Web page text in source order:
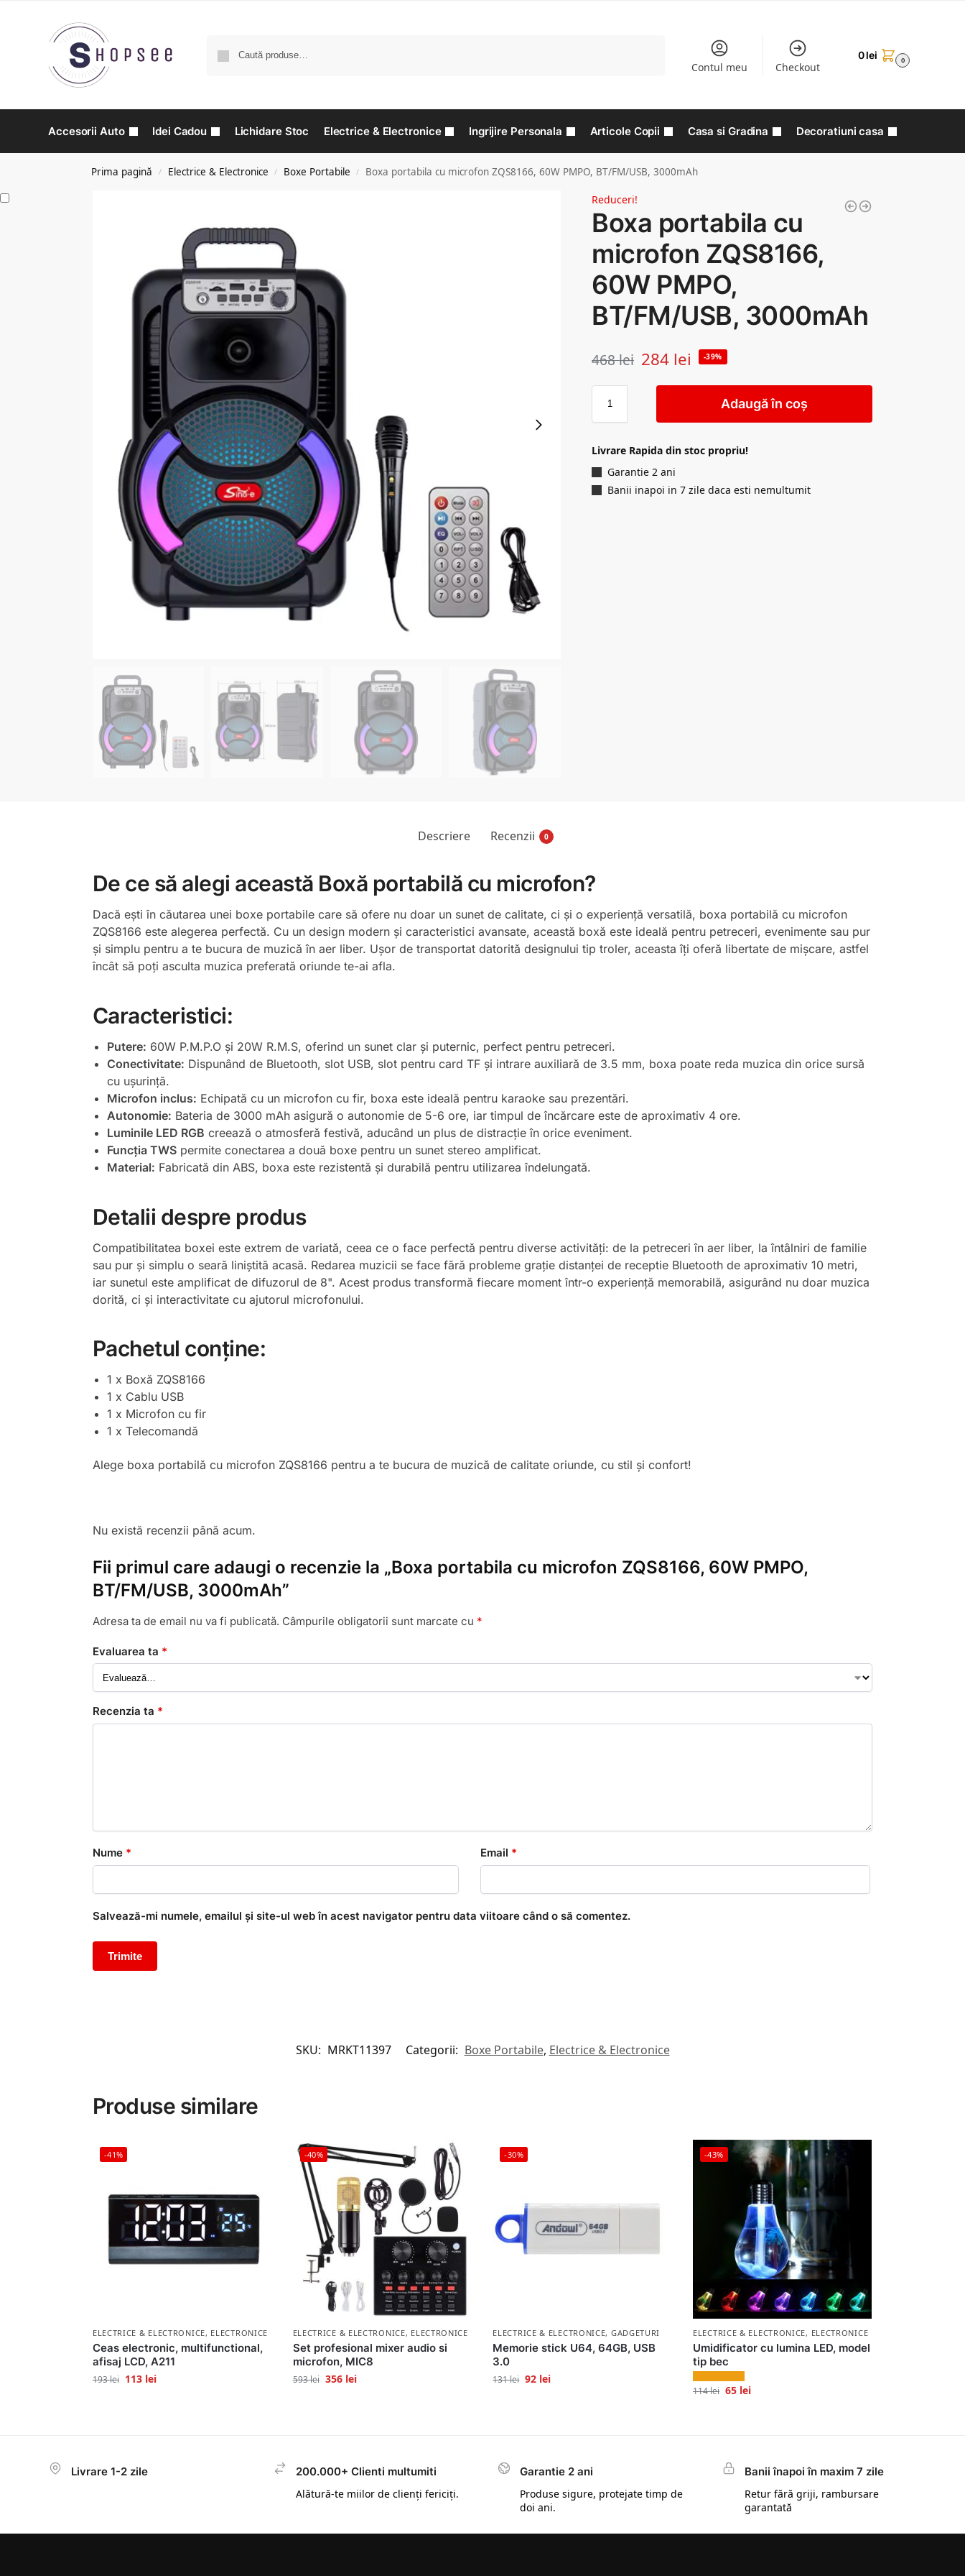
Contul meu Checkout
0lei 0
Accesorii Auto Idei Cadou Lichidare Stoc Electrice & Electronice Ingrijire Personala Articole Copii Casa si Gradina Decoratiuni casa
Prima pagină / Electrice & Electronice / Boxe Portabile / Boxa portabila cu microfon ZQS8166, 60W PMPO, BT/FM/USB, 3000mAh
Reduceri!
Boxa portabila cu
microfon ZQS8166,
60W PMPO,
BT/FM/USB, 3000mAh
468lei 284 lei -39%
Adaugă în coș
Livrare Rapida din stoc propriu!
Garantie 2 ani
Banii inapoi in 7 zile daca esti nemultumit
Descriere Recenzii 0
De ce să alegi această Boxă portabilă cu microfon?
Dacă ești în căutarea unei boxe portabile care să ofere nu doar un sunet de calitate, ci și o experiență versatilă, boxa portabilă cu microfon
ZQS8166 este alegerea perfectă. Cu un design modern și caracteristici avansate, această boxă este ideală pentru petreceri, evenimente sau pur
și simplu pentru a te bucura de muzică în aer liber. Ușor de transportat datorită designului tip troler, aceasta îți oferă libertate de mișcare, astfel
încât să poți asculta muzica preferată oriunde te-ai afla.
Caracteristici:
Putere: 60W P.M.P.O și 20W R.M.S, oferind un sunet clar și puternic, perfect pentru petreceri.
Conectivitate: Dispunând de Bluetooth, slot USB, slot pentru card TF și intrare auxiliară de 3.5 mm, boxa poate reda muzica din orice sursă
cu ușurință.
Microfon inclus: Echipată cu un microfon cu fir, boxa este ideală pentru karaoke sau prezentări.
Autonomie: Bateria de 3000 mAh asigură o autonomie de 5-6 ore, iar timpul de încărcare este de aproximativ 4 ore.
Luminile LED RGB creează o atmosferă festivă, aducând un plus de distracție în orice eveniment.
Funcția TWSpermite conectarea a două boxe pentru un sunet stereo amplificat.
Material: Fabricată din ABS, boxa este rezistentă și durabilă pentru utilizarea îndelungată.
Detalii despre produs
Compatibilitatea boxei este extrem de variată, ceea ce o face perfectă pentru diverse activități: de la petreceri în aer liber, la întâlniri de familie
sau pur și simplu o seară liniștită acasă. Redarea muzicii se face fără probleme grație distanței de receptie Bluetooth de aproximativ 10 metri,
iar sunetul este amplificat de difuzorul de 8". Acest produs transformă fiecare moment într-o experiență memorabilă, asigurând nu doar muzica
dorită, ci și interactivitate cu ajutorul microfonului.
Pachetul conține:
1 x Boxă ZQS8166
1 x Cablu USB
1 x Microfon cu fir
1 x Telecomandă
Alege boxa portabilă cu microfon ZQS8166 pentru a te bucura de muzică de calitate oriunde, cu stil și confort!
Nu există recenzii până acum.
Fii primul care adaugi o recenzie la „Boxa portabila cu microfon ZQS8166, 60W PMPO,
BT/FM/USB, 3000mAh”
Adresa ta de email nu va fi publicată. Câmpurile obligatorii sunt marcate cu *
Evaluarea ta *
Recenzia ta *
Nume * Email *
Salvează-mi numele, emailul și site-ul web în acest navigator pentru data viitoare când o să comentez.
SKU: MRKT11397 Categorii: Boxe Portabile, Electrice & Electronice
Produse similare
-41%
ELECTRICE & ELECTRONICE, ELECTRONICE
Ceas electronic, multifunctional,
afisaj LCD, A211
193lei 113 lei
-40%
ELECTRICE & ELECTRONICE, ELECTRONICE
Set profesional mixer audio si
microfon, MIC8
593lei 356 lei
-30%
ELECTRICE & ELECTRONICE, GADGETURI
Memorie stick U64, 64GB, USB
3.0
131lei 92 lei
-43%
ELECTRICE & ELECTRONICE, ELECTRONICE
Umidificator cu lumina LED, model
tip bec
114lei 65 lei
Livrare 1-2 zile
200.000+ Clienti multumiti
Alătură-te miilor de clienți fericiți.
Garantie 2 ani
Produse sigure, protejate timp de
doi ani.
Banii înapoi în maxim 7 zile
Retur fără griji, rambursare
garantată